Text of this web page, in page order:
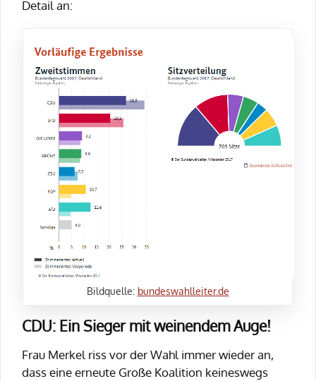
Detail an:
Bildquelle: bundeswahlleiter.de
CDU: Ein Sieger mit weinendem Auge!
Frau Merkel riss vor der Wahl immer wieder an,
dass eine erneute Große Koalition keineswegs